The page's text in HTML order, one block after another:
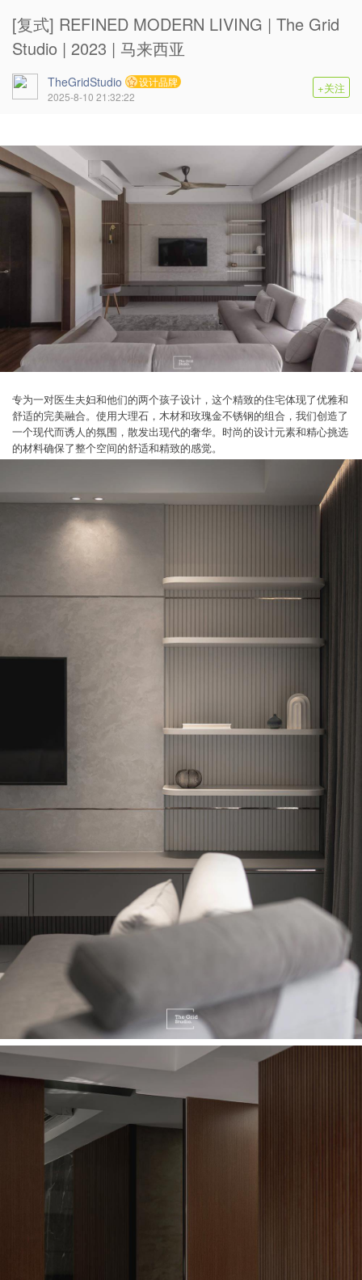
[复式] REFINED MODERN LIVING | The Grid
Studio | 2023 | 马来西亚
TheGridStudio
设计品牌
2025-8-10 21:32:22
+关注
专为一对医生夫妇和他们的两个孩子设计，这个精致的住宅体现了优雅和
舒适的完美融合。使用大理石，木材和玫瑰金不锈钢的组合，我们创造了
一个现代而诱人的氛围，散发出现代的奢华。时尚的设计元素和精心挑选
的材料确保了整个空间的舒适和精致的感觉。